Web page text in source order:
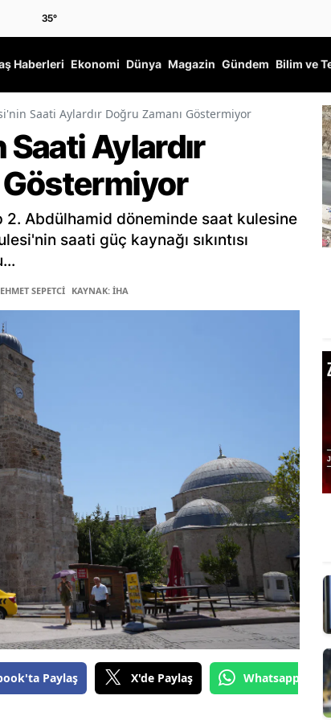
35°
Haberleri Ekonomi Dünya Magazin Gündem Bilim ve
Saati Aylardır Doğru Zamanı Göstermiyor
Aylardır
Göstermiyor
2. Abdülhamid döneminde saat kulesine
saati güç kaynağı sıkıntısı
SEPETCİ KAYNAK: İHA
Paylaş X'de Paylaş Whatsapp'tan